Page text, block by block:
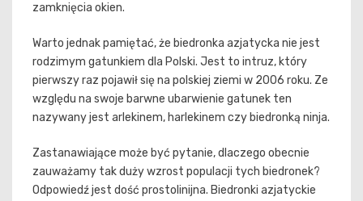
zamknięcia okien.
Warto jednak pamiętać, że biedronka azjatycka nie jest
rodzimym gatunkiem dla Polski. Jest to intruz, który
pierwszy raz pojawił się na polskiej ziemi w 2006 roku. Ze
względu na swoje barwne ubarwienie gatunek ten
nazywany jest arlekinem, harlekinem czy biedronką ninja.
Zastanawiające może być pytanie, dlaczego obecnie
zauważamy tak duży wzrost populacji tych biedronek?
Odpowiedź jest dość prostolinijna. Biedronki azjatyckie